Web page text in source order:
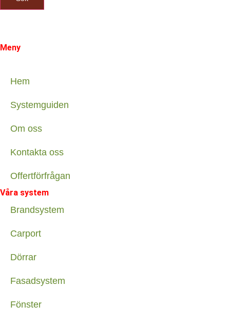
Meny
Hem
Systemguiden
Om oss
Kontakta oss
Offertförfrågan
Våra system
Brandsystem
Carport
Dörrar
Fasadsystem
Fönster